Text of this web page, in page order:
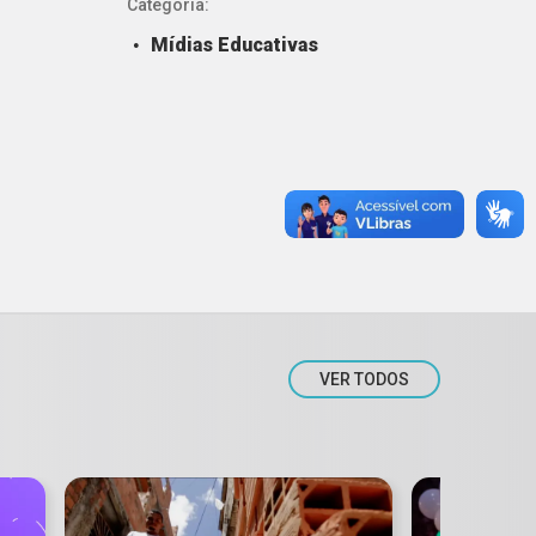
Categoria:
Mídias Educativas
VER TODOS